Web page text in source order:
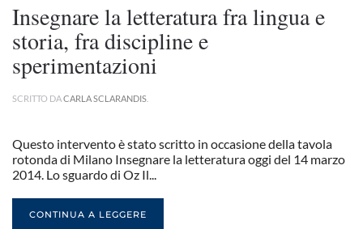
Insegnare la letteratura fra lingua e
storia, fra discipline e
sperimentazioni
SCRITTO DACARLA SCLARANDIS
Questo intervento è stato scritto in occasione della tavola
rotonda di Milano Insegnare la letteratura oggi del 14 marzo
2014. Lo sguardo di Oz Il...
CONTINUA A LEGGERE